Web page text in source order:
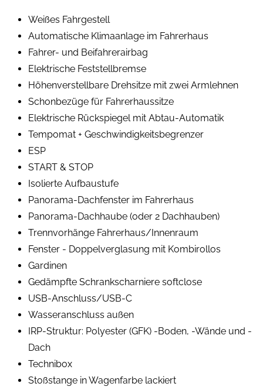
Weißes Fahrgestell
Automatische Klimaanlage im Fahrerhaus
Fahrer- und Beifahrerairbag
Elektrische Feststellbremse
Höhenverstellbare Drehsitze mit zwei Armlehnen
Schonbezüge für Fahrerhaussitze
Elektrische Rückspiegel mit Abtau-Automatik
Tempomat + Geschwindigkeitsbegrenzer
ESP
START & STOP
Isolierte Aufbaustufe
Panorama-Dachfenster im Fahrerhaus
Panorama-Dachhaube (oder 2 Dachhauben)
Trennvorhänge Fahrerhaus/Innenraum
Fenster - Doppelverglasung mit Kombirollos
Gardinen
Gedämpfte Schrankscharniere softclose
USB-Anschluss/USB-C
Wasseranschluss außen
IRP-Struktur: Polyester (GFK) -Boden, -Wände und -
Dach
Technibox
Stoßstange in Wagenfarbe lackiert